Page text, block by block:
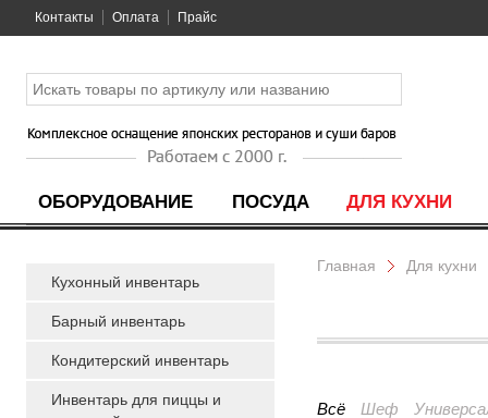
Контакты Оплата Прайс
ОБОРУДОВАНИЕ ПОСУДА ДЛЯ КУХНИ
Кухонный инвентарь
Барный инвентарь
Кондитерский инвентарь
Инвентарь для пиццы и
Главная Для кухни
Всё Шеф